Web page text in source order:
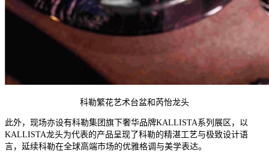
科勒繁花艺术台盆和芮怡龙头
此外，现场亦设有科勒集团旗下奢华品牌KALLISTA系列展区，以
KALLISTA龙头为代表的产品呈现了科勒的精湛工艺与极致设计语
言，延续科勒在全球高端市场的优雅格调与美学表达。